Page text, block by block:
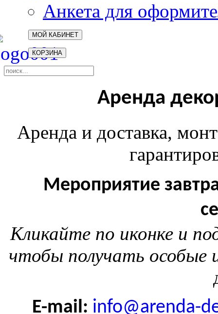
Анкета для
МОЙ КАБИНЕТ
КОРЗИНА
Аренда
Аренда и доставка,
Мероприятие
Кликайте по иконке и
чтобы получать особые
E-mail: info@arenda-